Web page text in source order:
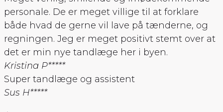
personale. De er meget villige til at forklare
både hvad de gerne vil lave på tænderne, og
regningen. Jeg er meget positivt stemt over at
det er min nye tandlæge her i byen.
Kristina P*****
Super tandlæge og assistent
Sus H*****